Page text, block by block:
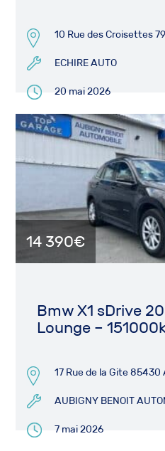
10 Rue des Croisettes
ECHIRE AUTO
20 mai 2026
14 390€
Bmw X1 sDrive
Lounge –
17 Rue de la Gite 85430
AUBIGNY BENOIT
7 mai 2026